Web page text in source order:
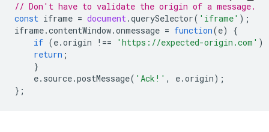
// Don't have to validate the origin of a message.
const iframe = document.querySelector( 'iframe' );
iframe.contentWindow.onmessage = function(e)
{
if (e.origin !== 'https://expected-origin.com' )
return ;
}
e. source.postMessage( 'Ack!' , e.origin);
};